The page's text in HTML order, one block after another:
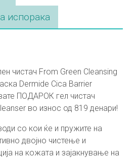
испорака
чистач From Green Cleansing
Dermide Cica Barrier
ПОДАРОК гел чистач
во износ од 819 денари!
со кои ќе и пружите на
двојно чистење и
на кожата и зајакнување на